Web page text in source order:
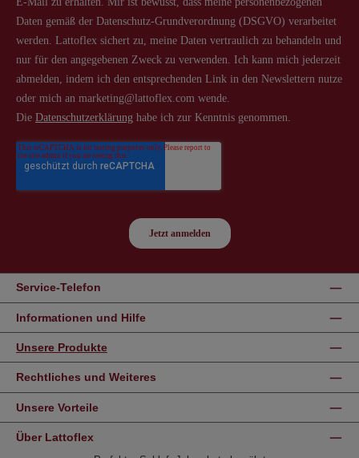
Service-Telefon
Informationen und Hilfe
Unsere Produkte
Rechtliches und Weiteres
Unsere Vorteile
Über Lattoflex